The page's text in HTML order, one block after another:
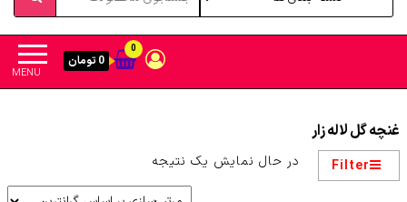
MENU
0
0 تومان
غنچه گل لاله زار
Filter در حال نمایش یک نتیجه